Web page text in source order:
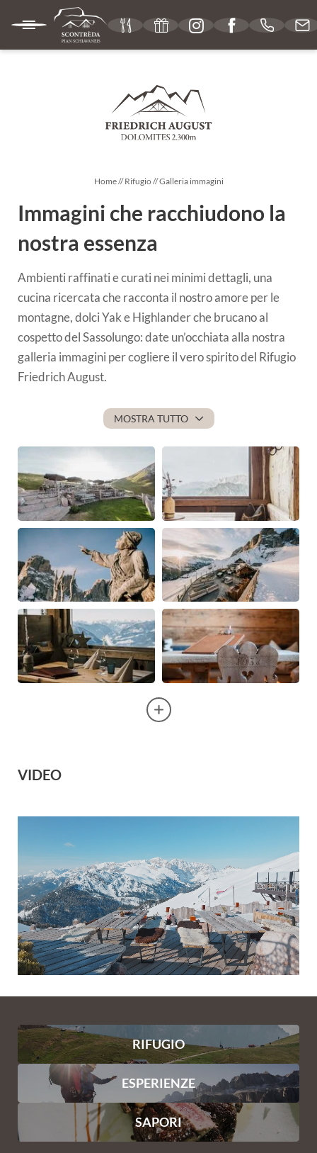
Buoni regalo
Galleria immagini
Social media wall
SAPORI
SOGGIORNO
ESPERIENZE
Home//Rifugio //Galleria immagini
Immagini che racchiudono la
nostra essenza
Ambienti raffinati e curati nei minimi dettagli, una
cucina ricercata che racconta il nostro amore per le
montagne, dolci Yak e Highlander che brucano al
cospetto del Sassolungo: date un’occhiata alla nostra
galleria immagini per cogliere il vero spirito del Rifugio
Friedrich August.
MOSTRA TUTTO
VIDEO
RIFUGIO
ESPERIENZE
SAPORI